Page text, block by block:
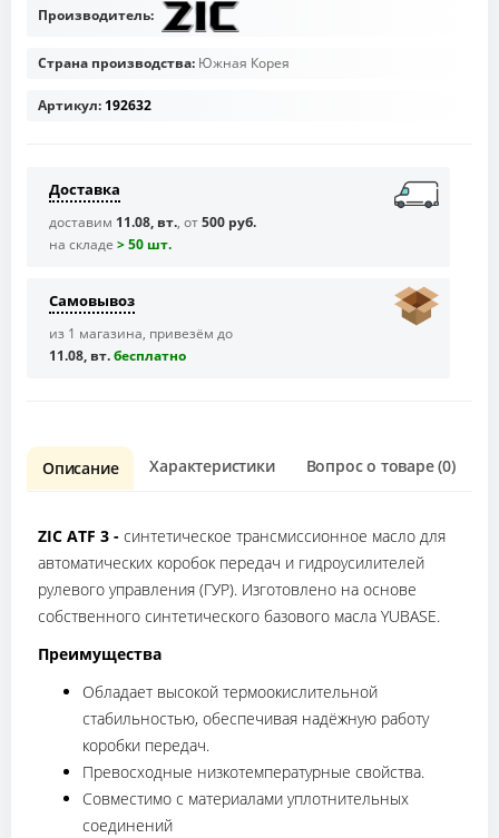
Производитель:
Страна производства: Южная Корея
Артикул:192632
Доставка
доставим 11.08, вт., от500 руб.
на складе > 50 шт.
Самовывоз
из 1 магазина, привезём до
11.08, вт.бесплaтно
Описание Характеристики Вопрос о товаре (0)
ZIC ATF 3 - синтетическое трансмиссионное масло для
автоматических коробок передач и гидроусилителей
рулевого управления (ГУР). Изготовлено на основе
собственного синтетического базового масла YUBASE.
Преимущества
Обладает высокой термоокислительной
стабильностью, обеспечивая надёжную работу
коробки передач.
Превосходные низкотемпературные свойства.
Совместимо с материалами уплотнительных
соединений